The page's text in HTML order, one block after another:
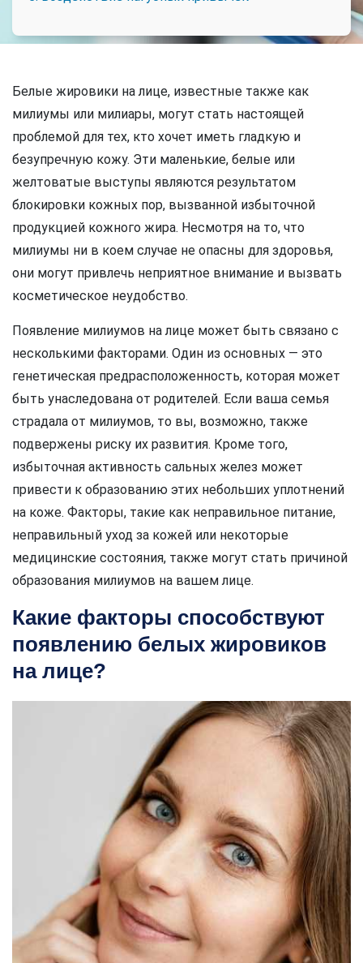
Белые жировики на лице, известные также как
милиумы или милиары, могут стать настоящей
проблемой для тех, кто хочет иметь гладкую и
безупречную кожу. Эти маленькие, белые или
желтоватые выступы являются результатом
блокировки кожных пор, вызванной избыточной
продукцией кожного жира. Несмотря на то, что
милиумы ни в коем случае не опасны для здоровья,
они могут привлечь неприятное внимание и вызвать
косметическое неудобство.
Появление милиумов на лице может быть связано с
несколькими факторами. Один из основных — это
генетическая предрасположенность, которая может
быть унаследована от родителей. Если ваша семья
страдала от милиумов, то вы, возможно, также
подвержены риску их развития. Кроме того,
избыточная активность сальных желез может
привести к образованию этих небольших уплотнений
на коже. Факторы, такие как неправильное питание,
неправильный уход за кожей или некоторые
медицинские состояния, также могут стать причиной
образования милиумов на вашем лице.
Какие факторы способствуют
появлению белых жировиков
на лице?